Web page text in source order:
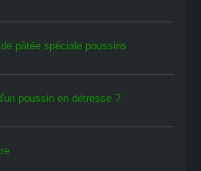
de pâtée spéciale poussins
poussin en détresse ?